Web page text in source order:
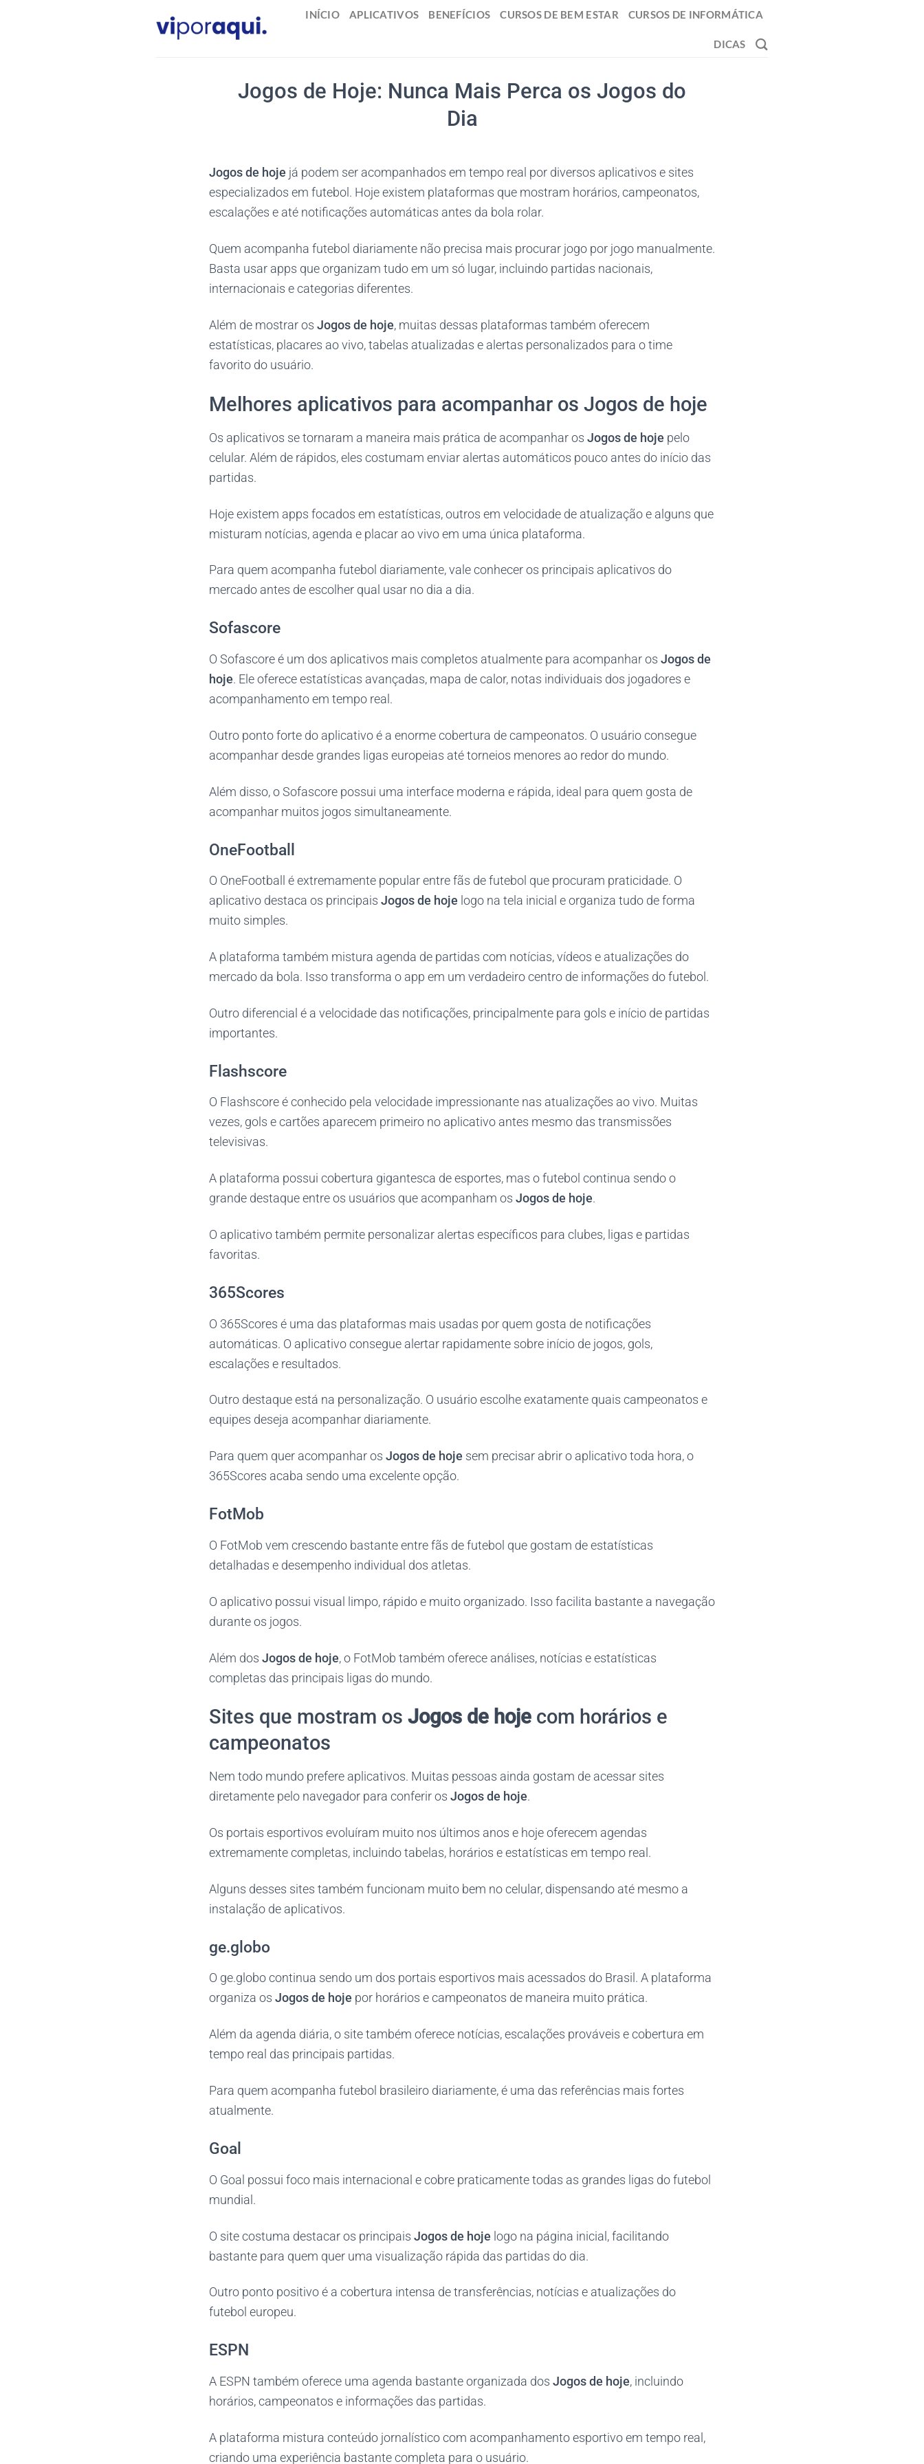
INÍCIO APLICATIVOS BENEFÍCIOS CURSOS DE BEM ESTAR CURSOS DE INFORMÁTICA
DICAS
Jogos de Hoje: Nunca Mais Perca os Jogos do
Dia
Jogos de hoje já podem ser acompanhados em tempo real por diversos aplicativos e sites
especializados em futebol. Hoje existem plataformas que mostram horários, campeonatos,
escalações e até notificações automáticas antes da bola rolar.
Quem acompanha futebol diariamente não precisa mais procurar jogo por jogo manualmente.
Basta usar apps que organizam tudo em um só lugar, incluindo partidas nacionais,
internacionais e categorias diferentes.
Além de mostrar os Jogos de hoje, muitas dessas plataformas também oferecem
estatísticas, placares ao vivo, tabelas atualizadas e alertas personalizados para o time
favorito do usuário.
Melhores aplicativos para acompanhar os Jogos de hoje
Os aplicativos se tornaram a maneira mais prática de acompanhar os Jogos de hoje pelo
celular. Além de rápidos, eles costumam enviar alertas automáticos pouco antes do início das
partidas.
Hoje existem apps focados em estatísticas, outros em velocidade de atualização e alguns que
misturam notícias, agenda e placar ao vivo em uma única plataforma.
Para quem acompanha futebol diariamente, vale conhecer os principais aplicativos do
mercado antes de escolher qual usar no dia a dia.
Sofascore
O Sofascore é um dos aplicativos mais completos atualmente para acompanhar os Jogos de
hoje. Ele oferece estatísticas avançadas, mapa de calor, notas individuais dos jogadores e
acompanhamento em tempo real.
Outro ponto forte do aplicativo é a enorme cobertura de campeonatos. O usuário consegue
acompanhar desde grandes ligas europeias até torneios menores ao redor do mundo.
Além disso, o Sofascore possui uma interface moderna e rápida, ideal para quem gosta de
acompanhar muitos jogos simultaneamente.
OneFootball
O OneFootball é extremamente popular entre fãs de futebol que procuram praticidade. O
aplicativo destaca os principais Jogos de hoje logo na tela inicial e organiza tudo de forma
muito simples.
A plataforma também mistura agenda de partidas com notícias, vídeos e atualizações do
mercado da bola. Isso transforma o app em um verdadeiro centro de informações do futebol.
Outro diferencial é a velocidade das notificações, principalmente para gols e início de partidas
importantes.
Flashscore
O Flashscore é conhecido pela velocidade impressionante nas atualizações ao vivo. Muitas
vezes, gols e cartões aparecem primeiro no aplicativo antes mesmo das transmissões
televisivas.
A plataforma possui cobertura gigantesca de esportes, mas o futebol continua sendo o
grande destaque entre os usuários que acompanham os Jogos de hoje.
O aplicativo também permite personalizar alertas específicos para clubes, ligas e partidas
favoritas.
365Scores
O 365Scores é uma das plataformas mais usadas por quem gosta de notificações
automáticas. O aplicativo consegue alertar rapidamente sobre início de jogos, gols,
escalações e resultados.
Outro destaque está na personalização. O usuário escolhe exatamente quais campeonatos e
equipes deseja acompanhar diariamente.
Para quem quer acompanhar os Jogos de hoje sem precisar abrir o aplicativo toda hora, o
365Scores acaba sendo uma excelente opção.
FotMob
O FotMob vem crescendo bastante entre fãs de futebol que gostam de estatísticas
detalhadas e desempenho individual dos atletas.
O aplicativo possui visual limpo, rápido e muito organizado. Isso facilita bastante a navegação
durante os jogos.
Além dos Jogos de hoje, o FotMob também oferece análises, notícias e estatísticas
completas das principais ligas do mundo.
Sites que mostram os Jogos de hojecom horários e
campeonatos
Nem todo mundo prefere aplicativos. Muitas pessoas ainda gostam de acessar sites
diretamente pelo navegador para conferir os Jogos de hoje.
Os portais esportivos evoluíram muito nos últimos anos e hoje oferecem agendas
extremamente completas, incluindo tabelas, horários e estatísticas em tempo real.
Alguns desses sites também funcionam muito bem no celular, dispensando até mesmo a
instalação de aplicativos.
ge.globo
O ge.globo continua sendo um dos portais esportivos mais acessados do Brasil. A plataforma
organiza os Jogos de hoje por horários e campeonatos de maneira muito prática.
Além da agenda diária, o site também oferece notícias, escalações prováveis e cobertura em
tempo real das principais partidas.
Para quem acompanha futebol brasileiro diariamente, é uma das referências mais fortes
atualmente.
Goal
O Goal possui foco mais internacional e cobre praticamente todas as grandes ligas do futebol
mundial.
O site costuma destacar os principais Jogos de hoje logo na página inicial, facilitando
bastante para quem quer uma visualização rápida das partidas do dia.
Outro ponto positivo é a cobertura intensa de transferências, notícias e atualizações do
futebol europeu.
ESPN
A ESPN também oferece uma agenda bastante organizada dos Jogos de hoje, incluindo
horários, campeonatos e informações das partidas.
A plataforma mistura conteúdo jornalístico com acompanhamento esportivo em tempo real,
criando uma experiência bastante completa para o usuário.